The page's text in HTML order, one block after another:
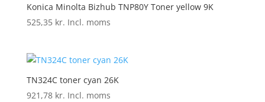
Konica Minolta Bizhub TNP80Y Toner yellow 9K
525,35 kr. Incl. moms
TN324C toner cyan 26K
921,78 kr. Incl. moms